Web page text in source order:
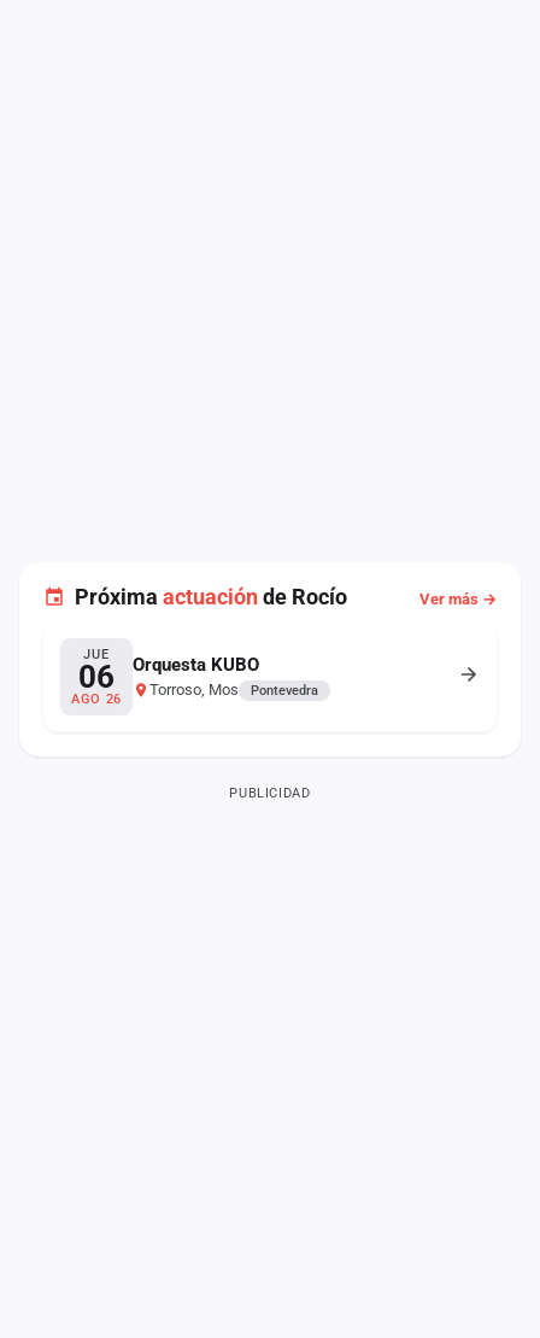
Próxima actuaciónde Rocío Ver más →
JUE
06
AGO 26
Orquesta KUBO
Torroso, Mos Pontevedra
PUBLICIDAD